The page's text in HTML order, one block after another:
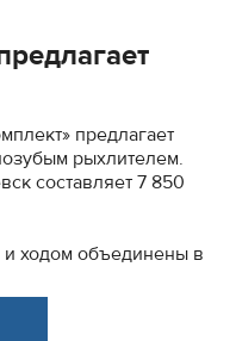
предлагает
рыхлителем.
составляет 7 850
ходом объединены в